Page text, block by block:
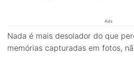
Ads
Nada é mais desolador do que
memórias capturadas em fotos,